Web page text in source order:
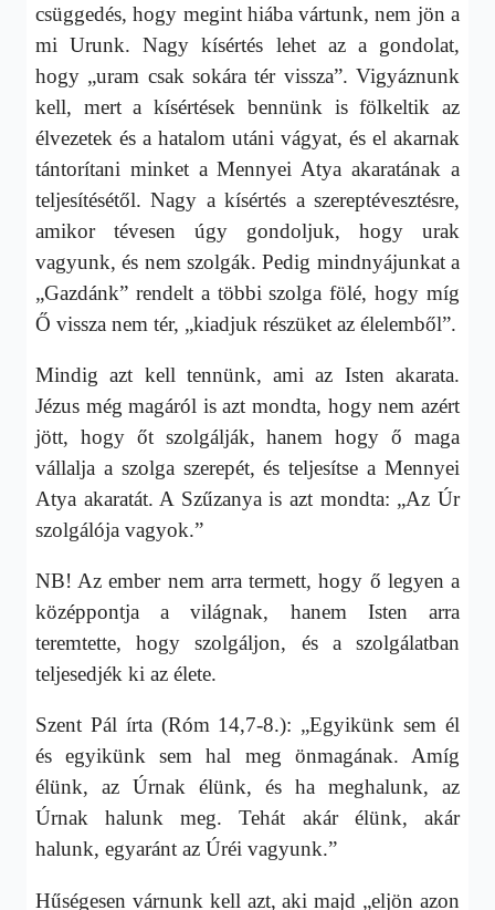
csüggedés, hogy megint hiába vártunk, nem jön a
mi Urunk. Nagy kísértés lehet az a gondolat,
hogy „uram csak sokára tér vissza”. Vigyáznunk
kell, mert a kísértések bennünk is fölkeltik az
élvezetek és a hatalom utáni vágyat, és el akarnak
tántorítani minket a Mennyei Atya akaratának a
teljesítésétől. Nagy a kísértés a szereptévesztésre,
amikor tévesen úgy gondoljuk, hogy urak
vagyunk, és nem szolgák. Pedig mindnyájunkat a
„Gazdánk” rendelt a többi szolga fölé, hogy míg
Ő vissza nem tér, „kiadjuk részüket az élelemből”.
Mindig azt kell tennünk, ami az Isten akarata.
Jézus még magáról is azt mondta, hogy nem azért
jött, hogy őt szolgálják, hanem hogy ő maga
vállalja a szolga szerepét, és teljesítse a Mennyei
Atya akaratát. A Szűzanya is azt mondta: „Az Úr
szolgálója vagyok.”
NB! Az ember nem arra termett, hogy ő legyen a
középpontja a világnak, hanem Isten arra
teremtette, hogy szolgáljon, és a szolgálatban
teljesedjék ki az élete.
Szent Pál írta (Róm 14,7-8.): „Egyikünk sem él
és egyikünk sem hal meg önmagának. Amíg
élünk, az Úrnak élünk, és ha meghalunk, az
Úrnak halunk meg. Tehát akár élünk, akár
halunk, egyaránt az Úréi vagyunk.”
Hűségesen várnunk kell azt, aki majd „eljön azon